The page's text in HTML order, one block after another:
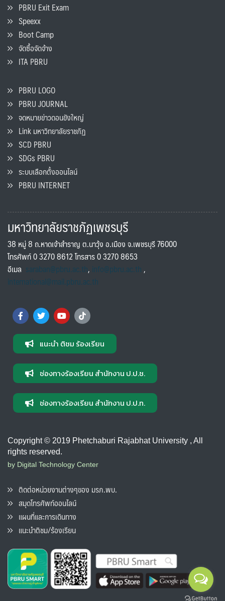
PBRU Exit Exam
Speexx
Boot Camp
จัดซื้อจัดจ้าง
ITA PBRU
PBRU LOGO
PBRU JOURNAL
จดหมายข่าวดอนขังใหญ่
Link มหาวิทยาลัยราชภัฏ
SCD PBRU
SDGs PBRU
ระบบเลือกตั้งออนไลน์
PBRU INTERNET
มหาวิทยาลัยราชภัฏเพชรบุรี
38 หมู่ 8 ถ.หาดเจ้าสำราญ ต.นาวุ้ง อ.เมือง จ.เพชรบุรี 76000
โทรศัพท์ 0 3270 8612 โทรสาร 0 3270 8653
อีเมล saraban@pbru.ac.th, info@pbru.ac.th,
international@mail.pbru.ac.th
แนะนำ ติชม ร้องเรียน
ช่องทางร้องเรียน สำนักงาน ป.ป.ช.
ช่องทางร้องเรียน สำนักงาน ป.ป.ท.
Copyright © 2019 Phetchaburi Rajabhat University , All
rights reserved.
by Digital Technology Center
ติดต่อหน่วยงานต่างๆของ มรภ.พบ.
สมุดโทรศัพท์ออนไลน์
แผนที่และการเดินทาง
แนะนำติชม/ร้องเรียน